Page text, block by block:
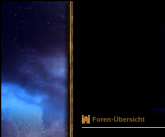
Foren-Übersicht